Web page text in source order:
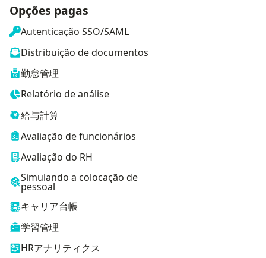
Opções pagas
Autenticação SSO/SAML
Distribuição de documentos
勤怠管理
Relatório de análise
給与計算
Avaliação de funcionários
Avaliação do RH
Simulando a colocação de
pessoal
キャリア台帳
学習管理
HRアナリティクス